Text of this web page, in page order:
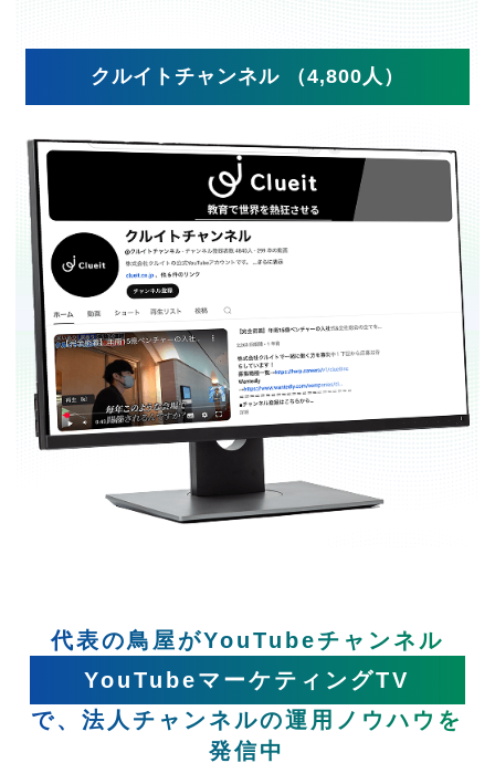
クルイトチャンネル （4,800人）
代表の鳥屋がYouTubeチャンネル
YouTubeマーケティングTV
で、法人チャンネルの運用ノウハウを
発信中